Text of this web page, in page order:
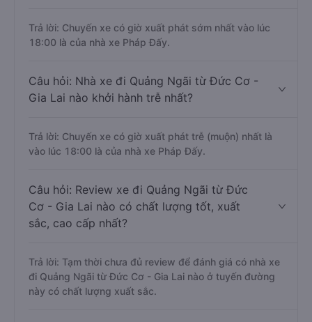
Trả lời: Chuyến xe có giờ xuất phát sớm nhất vào lúc
18:00 là của nhà xe Pháp Đấy.
Câu hỏi: Nhà xe đi Quảng Ngãi từ Đức Cơ -
Gia Lai nào khởi hành trễ nhất?
Trả lời: Chuyến xe có giờ xuất phát trễ (muộn) nhất là
vào lúc 18:00 là của nhà xe Pháp Đấy.
Câu hỏi: Review xe đi Quảng Ngãi từ Đức
Cơ - Gia Lai nào có chất lượng tốt, xuất
sắc, cao cấp nhất?
Trả lời: Tạm thời chưa đủ review để đánh giá có nhà xe
đi Quảng Ngãi từ Đức Cơ - Gia Lai nào ở tuyến đường
này có chất lượng xuất sắc.